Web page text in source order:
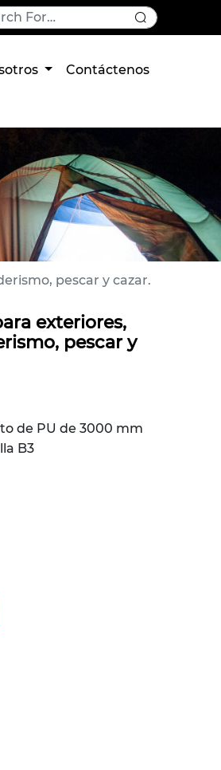
Contáctenos
pescar y cazar.
exteriores,
pescar y
de PU de 3000 mm
B3